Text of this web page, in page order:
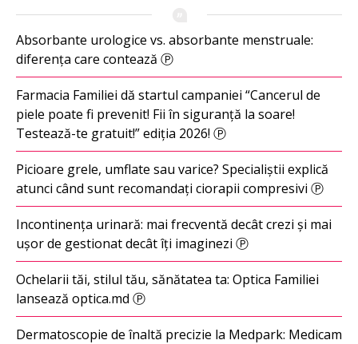
Absorbante urologice vs. absorbante menstruale:
diferența care contează Ⓟ
Farmacia Familiei dă startul campaniei “Cancerul de
piele poate fi prevenit! Fii în siguranță la soare!
Testează-te gratuit!” ediția 2026! Ⓟ
Picioare grele, umflate sau varice? Specialiștii explică
atunci când sunt recomandați ciorapii compresivi Ⓟ
Incontinența urinară: mai frecventă decât crezi și mai
ușor de gestionat decât îți imaginezi Ⓟ
Ochelarii tăi, stilul tău, sănătatea ta: Optica Familiei
lansează optica.md Ⓟ
Dermatoscopie de înaltă precizie la Medpark: Medicam